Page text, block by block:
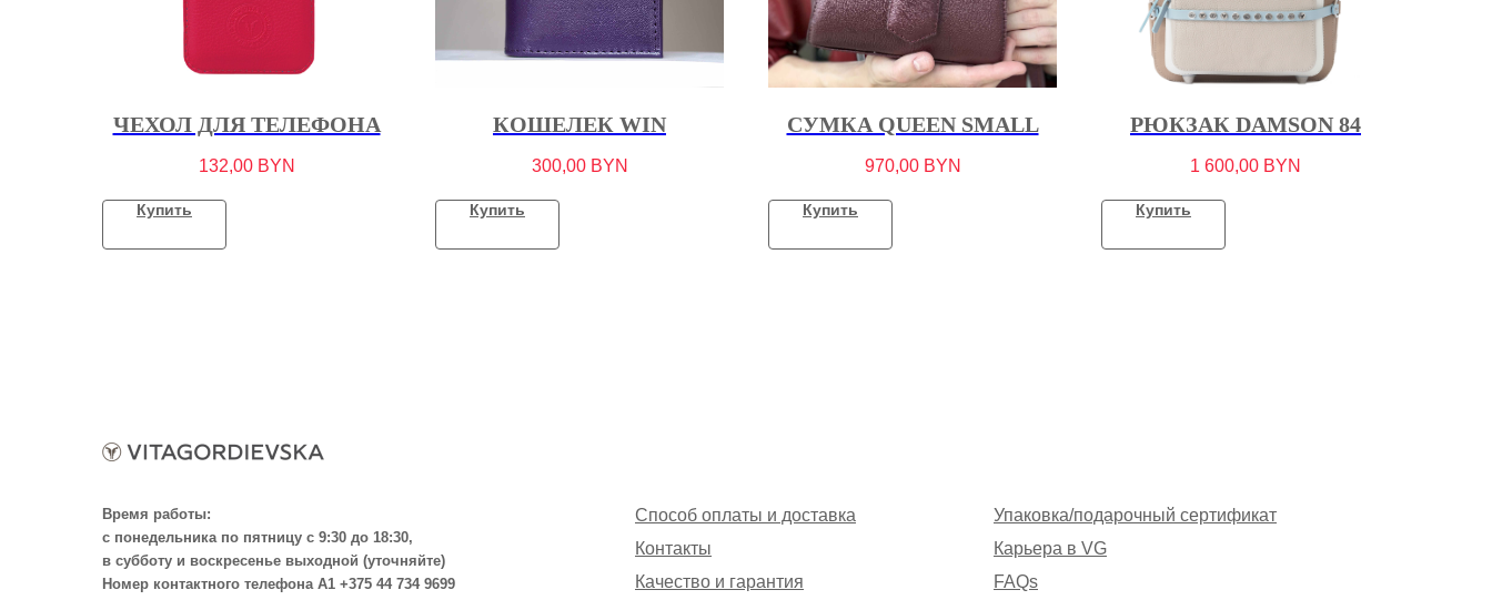
ЧЕХОЛ ДЛЯ ТЕЛЕФОНА
132,00 BYN
Купить
КОШЕЛЕК WIN
300,00 BYN
Купить
СУМКА QUEEN SMALL
970,00 BYN
Купить
РЮКЗАК DAMSON 84
1 600,00 BYN
Купить
Время работы:
с понедельника по пятницу с 9:30 до 18:30,
в субботу и воскресенье выходной (уточняйте)
Номер контактного телефона А1 +375 44 734 9699
Способ оплаты и доставка
Контакты
Упаковка/подарочный сертификат
FAQs
Карьера в VG
Качество и гарантия